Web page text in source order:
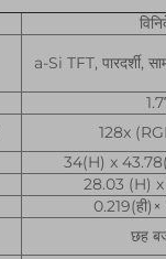
a-Si TFT, पारदर्शी,
128x
34(H) x
28.03 (H)
0.219(ही)×
छह